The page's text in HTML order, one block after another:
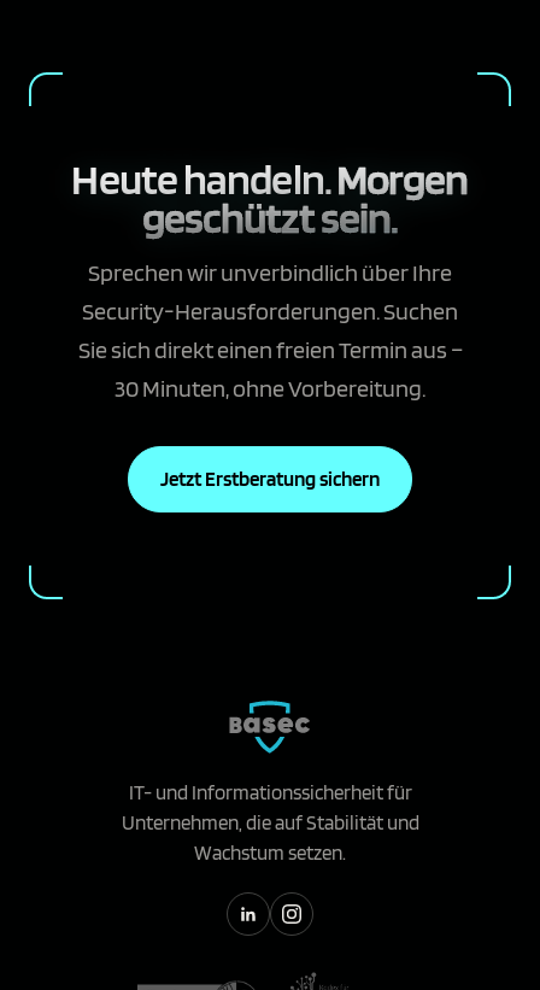
Heute handeln.Morgen
geschützt sein.
Sprechen wir unverbindlich über Ihre
Security-Herausforderungen. Suchen
Sie sich direkt einen freien Termin aus –
30 Minuten, ohne Vorbereitung.
Jetzt Erstberatung sichern
IT- und Informationssicherheit für
Unternehmen, die auf Stabilität und
Wachstum setzen.